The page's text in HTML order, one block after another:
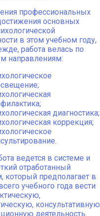
профессиональных
основных
в этом учебном году,
работа велась по
направлениям:
диагностика;
коррекция;
ведется в системе и
отработанный
который предполагает в
учебного года вести
консультативную
деятельность.